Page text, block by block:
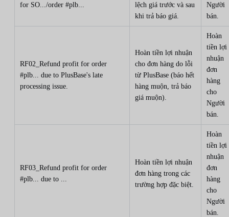
for SO.../order #plb...
lệch giá trước và sau
khi trả báo giá.
Người
bán.
RF02_Refund profit for order
#plb... due to PlusBase's late
processing issue.
Hoàn tiền lợi nhuận
cho đơn hàng do lỗi
từ PlusBase (báo hết
hàng muộn, trả báo
giá muộn).
Hoàn
tiền lợi
nhuận
đơn
hàng
cho
Người
bán.
RF03_Refund profit for order
#plb... due to ...
Hoàn tiền lợi nhuận
đơn hàng trong các
trường hợp đặc biệt.
Hoàn
tiền lợi
nhuận
đơn
hàng
cho
Người
bán.